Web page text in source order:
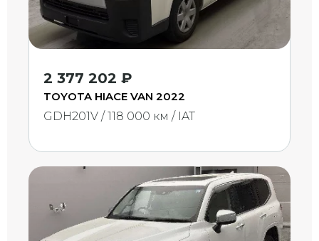
2 377 202 ₽
TOYOTA HIACE VAN 2022
GDH201V / 118 000 км / IAT